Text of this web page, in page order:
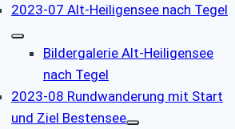
2023-07 Alt-Heiligensee nach Tegel
Bildergalerie Alt-Heiligensee
nach Tegel
2023-08 Rundwanderung mit Start
und Ziel Bestensee